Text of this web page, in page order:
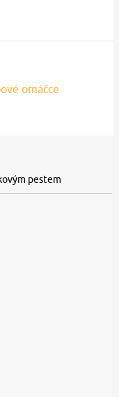
omáčce
pestem